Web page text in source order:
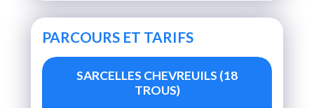
PARCOURS ET TARIFS
SARCELLES CHEVREUILS (18
TROUS)